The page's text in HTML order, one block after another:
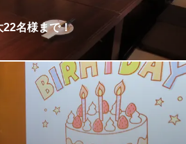
瑞祥 春吉本店
プロスペリタ天神3 1F
22名様まで！
となっております！ご利用のお客様
す！ 4名様用掘りごたつ席を個室全
までのご利用が可能！ 誰にも邪魔され
宴会をお楽しみください♪